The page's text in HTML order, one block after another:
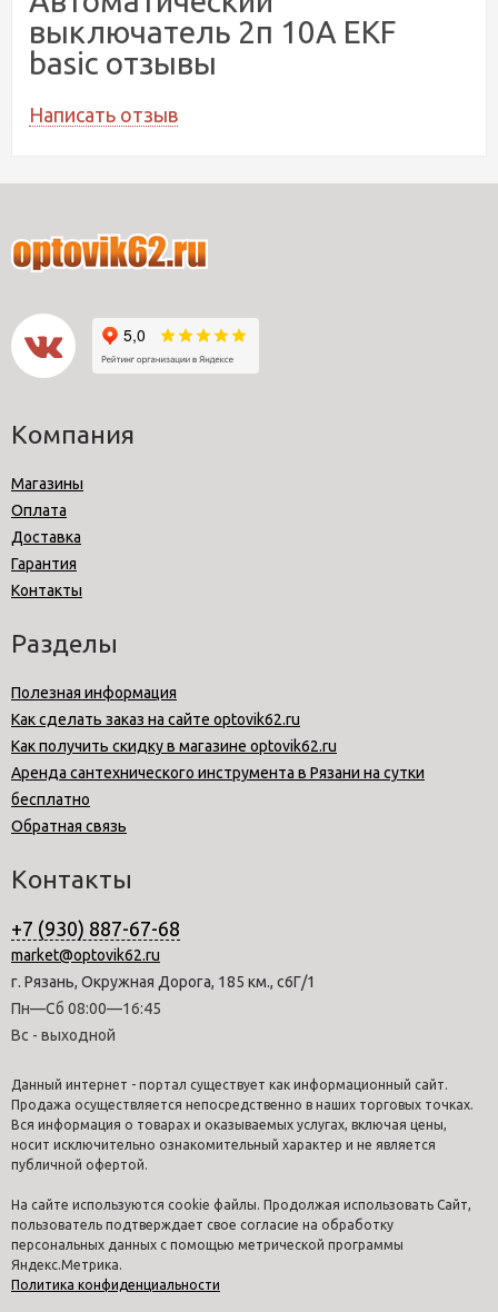
выключатель 2п 10А EKF
basic отзывы
Написать отзыв
Компания
Магазины
Оплата
Доставка
Гарантия
Контакты
Разделы
Полезная информация
Как сделать заказ на сайте optovik62.ru
Как получить скидку в магазине optovik62.ru
Аренда сантехнического инструмента в Рязани на сутки
бесплатно
Обратная связь
Контакты
+7 (930) 887-67-68
market@optovik62.ru
г. Рязань, Окружная Дорога, 185 км., с6Г/1
Пн—Сб 08:00—16:45
Вс - выходной
Данный интернет - портал существует как информационный сайт.
Продажа осуществляется непосредственно в наших торговых точках.
Вся информация о товарах и оказываемых услугах, включая цены,
носит исключительно ознакомительный характер и не является
публичной офертой.
На сайте используются cookie файлы. Продолжая использовать Сайт,
пользователь подтверждает свое согласие на обработку
персональных данных с помощью метрической программы
Яндекс.Метрика.
Политика конфиденциальности